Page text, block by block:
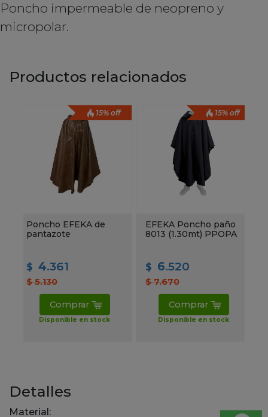
Poncho impermeable de neopreno y
micropolar.
Productos relacionados
15% off
Poncho EFEKA de
pantazote
$ 4.361
$ 5.130
Disponible en stock
Comprar
15% off
EFEKA Poncho paño
8013 (1.30mt) PPOPA
$ 6.520
$ 7.670
Disponible en stock
Comprar
Detalles
Material: